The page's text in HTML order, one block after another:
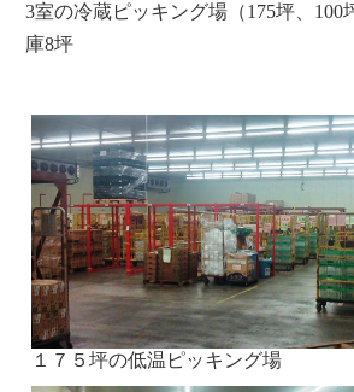
3室の冷蔵ピッキング場（175坪、100
庫8坪
１７５坪の低温ピッキング場